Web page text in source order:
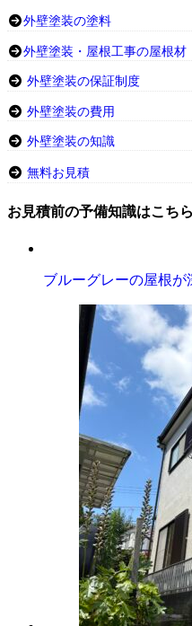
外壁塗装の塗料
外壁塗装・屋根工事の屋根材
外壁塗装の保証制度
外壁塗装の費用
外壁塗装の知識
無料お見積
お見積前の予備知識はこち
ブルーグレーの屋根が